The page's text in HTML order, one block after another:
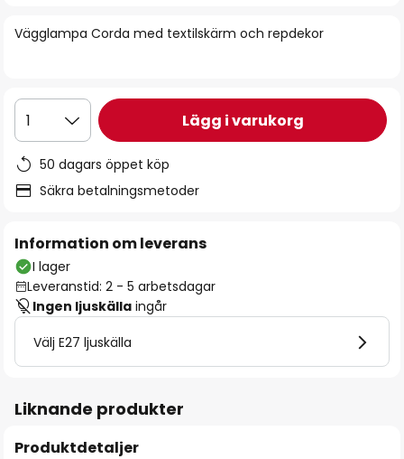
Vägglampa Corda med textilskärm och repdekor
1 Lägg i varukorg
50 dagars öppet köp
Säkra betalningsmetoder
Information om leverans
I lager
Leveranstid: 2 - 5 arbetsdagar
Ingen ljuskälla ingår
Välj E27 ljuskälla
Liknande produkter
Produktdetaljer